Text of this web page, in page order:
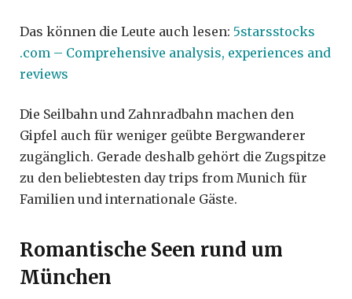
Das können die Leute auch lesen: 5starsstocks
.com – Comprehensive analysis, experiences and
reviews
Die Seilbahn und Zahnradbahn machen den
Gipfel auch für weniger geübte Bergwanderer
zugänglich. Gerade deshalb gehört die Zugspitze
zu den beliebtesten day trips from Munich für
Familien und internationale Gäste.
Romantische Seen rund um
München